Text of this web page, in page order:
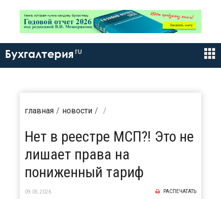
Бухгалтерия ru
главная новости
Нет в реестре МСП?! Это не
лишает права на
пониженный тариф
09.05.2026 РАСПЕЧАТАТЬ